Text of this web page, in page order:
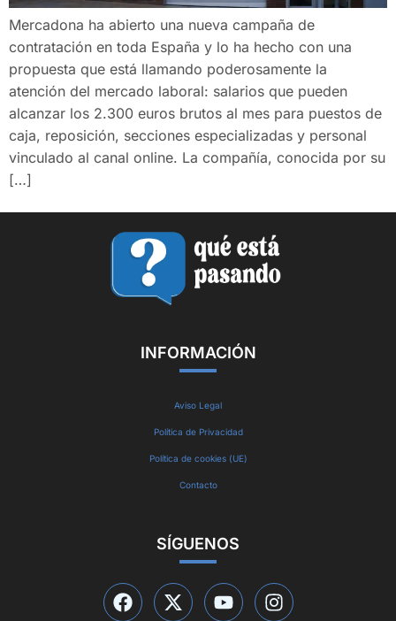
Mercadona ha abierto una nueva campaña de
contratación en toda España y lo ha hecho con una
propuesta que está llamando poderosamente la
atención del mercado laboral: salarios que pueden
alcanzar los 2.300 euros brutos al mes para puestos de
caja, reposición, secciones especializadas y personal
vinculado al canal online. La compañía, conocida por su
[…]
INFORMACIÓN
Aviso Legal
Política de Privacidad
Política de cookies (UE)
Contacto
SÍGUENOS